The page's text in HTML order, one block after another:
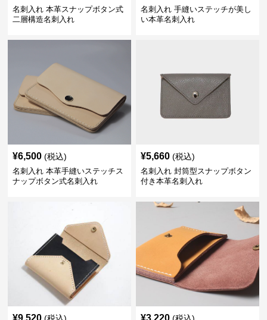
名刺入れ 本革スナップボタン式
二層構造名刺入れ
名刺入れ 手縫いステッチが美し
い本革名刺入れ
¥6,500 (税込)
名刺入れ 本革手縫いステッチス
ナップボタン式名刺入れ
¥5,660 (税込)
名刺入れ 封筒型スナップボタン
付き本革名刺入れ
¥9,520 ¥3,220